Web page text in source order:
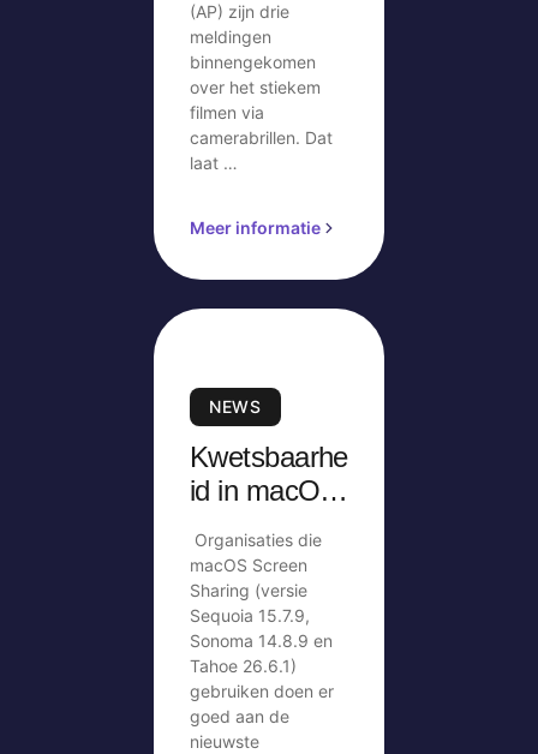
(AP) zijn drie
meldingen
binnengekomen
over het stiekem
filmen via
camerabrillen. Dat
laat …
Meer informatie
NEWS
Kwetsbaarhe
id in macOS
Sharing
Organisaties die
macOS Screen
Sharing (versie
Sequoia 15.7.9,
Sonoma 14.8.9 en
Tahoe 26.6.1)
gebruiken doen er
goed aan de
nieuwste